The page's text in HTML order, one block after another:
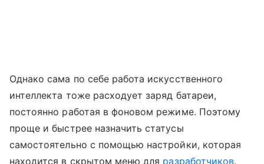
Однако сама по себе работа искусственного
интеллекта тоже расходует заряд батареи,
постоянно работая в фоновом режиме. Поэтому
проще и быстрее назначить статусы
самостоятельно с помощью настройки, которая
находится в скрытом меню для разработчиков.